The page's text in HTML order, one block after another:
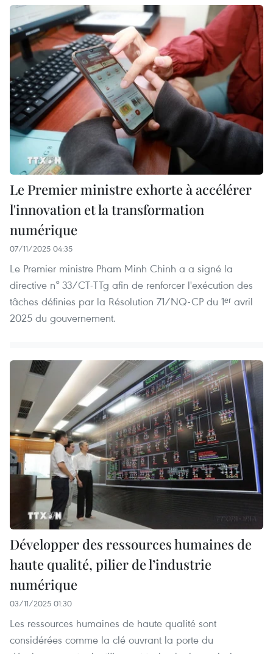
Le Premier ministre exhorte à accélérer
l'innovation et la transformation
numérique
07/11/2025 04:35
Le Premier ministre Pham Minh Chinh a a signé la
directive n° 33/CT-TTg afin de renforcer l'exécution des
tâches définies par la Résolution 71/NQ-CP du 1ᵉʳ avril
2025 du gouvernement.
Développer des ressources humaines de
haute qualité, pilier de l’industrie
numérique
03/11/2025 01:30
Les ressources humaines de haute qualité sont
considérées comme la clé ouvrant la porte du